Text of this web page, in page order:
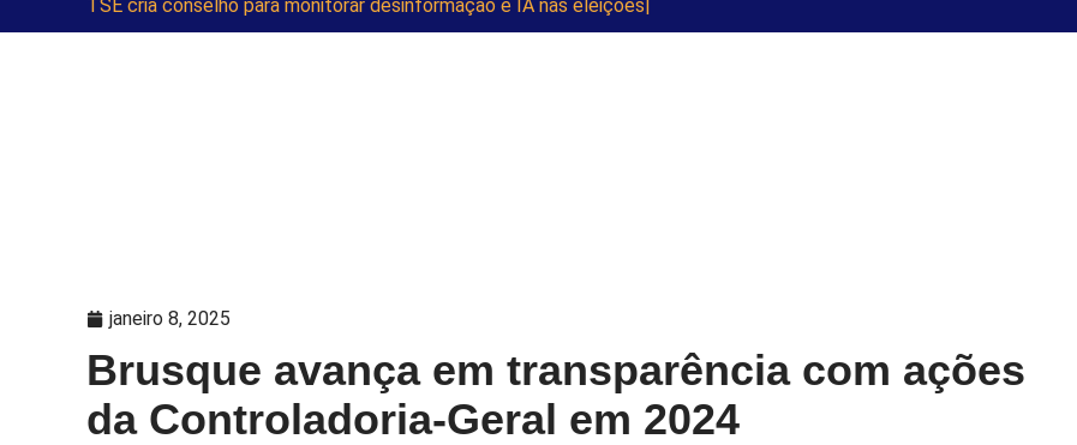
TSE cria conselho para monitorar desinformação e IA nas eleições
janeiro 8, 2025
Brusque avança em transparência com ações
da Controladoria-Geral em 2024